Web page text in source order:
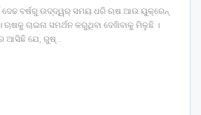
ଦେଢ ବର୍ଷରୁ ଉଦ୍ଦ୍ୱର୍ ସମୟ ଧରି ଋଷ ଆଉ ୟୁକ୍ରେନ୍
ଚାଇନା ସମର୍ଥନ କରୁଥିବା ଦେଖିବାକୁ ମିଳୁଛି ।
ଆସିଛି ଯେ, ରୁଷ୍…